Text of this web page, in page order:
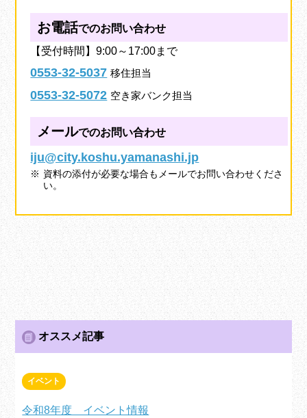
お電話でのお問い合わせ
【受付時間】9:00～17:00まで
0553-32-5037 移住担当
0553-32-5072 空き家バンク担当
メールでのお問い合わせ
iju@city.koshu.yamanashi.jp
資料の添付が必要な場合もメールでお問い合わせくださ
い。
オススメ記事
イベント
令和8年度 イベント情報